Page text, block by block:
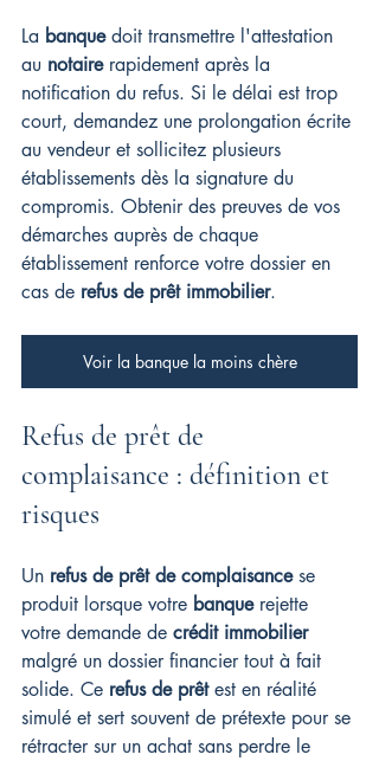
La banque doit transmettre l'attestation
au notaire rapidement après la
notification du refus. Si le délai est trop
court, demandez une prolongation écrite
au vendeur et sollicitez plusieurs
établissements dès la signature du
compromis. Obtenir des preuves de vos
démarches auprès de chaque
établissement renforce votre dossier en
cas de refus de prêt immobilier.
Voir la banque la moins chère
Refus de prêt de
complaisance : définition et
risques
Un refus de prêt de complaisance se
produit lorsque votre banque rejette
votre demande de crédit immobilier
malgré un dossier financier tout à fait
solide. Ce refus de prêt est en réalité
simulé et sert souvent de prétexte pour se
rétracter sur un achat sans perdre le